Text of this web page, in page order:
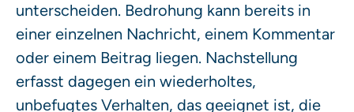
unterscheiden. Bedrohung kann bereits in
einer einzelnen Nachricht, einem Kommentar
oder einem Beitrag liegen. Nachstellung
erfasst dagegen ein wiederholtes,
unbefugtes Verhalten, das geeignet ist, die